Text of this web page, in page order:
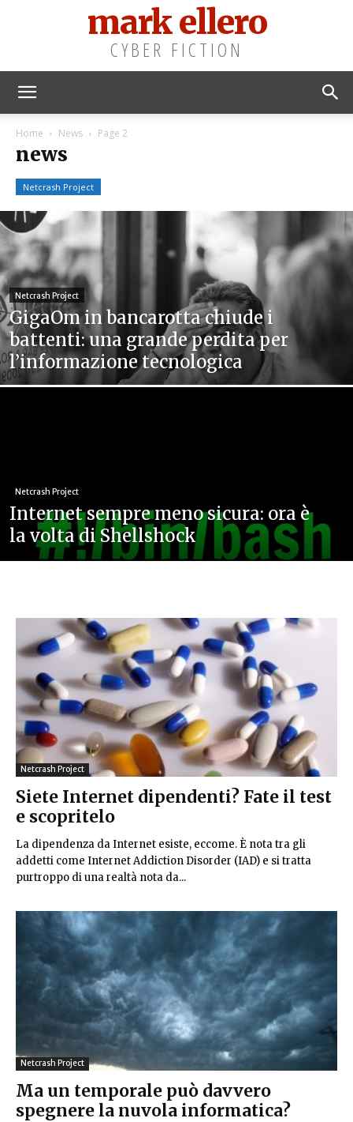
mark ellero
CYBER FICTION
Home News Page 2
news
Netcrash Project
Netcrash Project
GigaOm in bancarotta chiude i
battenti: una grande perdita per
l’informazione tecnologica
Netcrash Project
Internet sempre meno sicura: ora è
la volta di Shellshock
Netcrash Project
Siete Internet dipendenti? Fate il test
e scopritelo
La dipendenza da Internet esiste, eccome. È nota tra gli
addetti come Internet Addiction Disorder (IAD) e si tratta
purtroppo di una realtà nota da...
Netcrash Project
Ma un temporale può davvero
spegnere la nuvola informatica?